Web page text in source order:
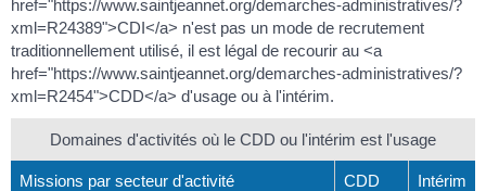
href="https://www.saintjeannet.org/demarches-administratives/?
xml=R24389">CDI</a> n'est pas un mode de recrutement
traditionnellement utilisé, il est légal de recourir au <a
href="https://www.saintjeannet.org/demarches-administratives/?
xml=R2454">CDD</a> d'usage ou à l'intérim.
Domaines d'activités où le CDD ou l'intérim est l'usage
Missions par secteur d'activité
CDD
Intérim